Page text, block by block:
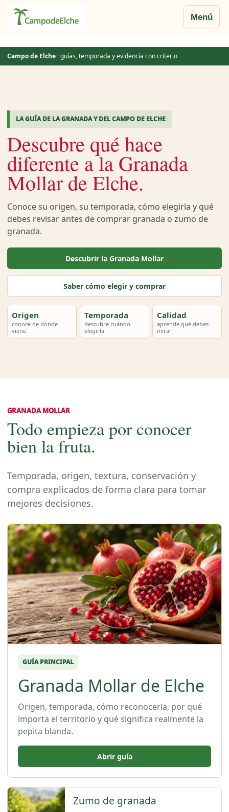
Menú
contenido
Campo de Elche · guías, temporada y evidencia con criterio
LA GUÍA DE LA GRANADA Y DEL CAMPO DE ELCHE
Descubre qué hace
diferente a la Granada
Mollar de Elche.
Conoce su origen, su temporada, cómo elegirla y qué
debes revisar antes de comprar granada o zumo de
granada.
Descubrir la Granada Mollar
Saber cómo elegir y comprar
Origen
conoce de dónde
viene
Temporada
descubre cuándo
elegirla
Calidad
aprende qué debes
mirar
GRANADA MOLLAR
Todo empieza por conocer
bien la fruta.
Temporada, origen, textura, conservación y
compra explicados de forma clara para tomar
mejores decisiones.
GUÍA PRINCIPAL
Granada Mollar de Elche
Origen, temporada, cómo reconocerla, por qué
importa el territorio y qué significa realmente la
pepita blanda.
Abrir guía
Zumo de granada